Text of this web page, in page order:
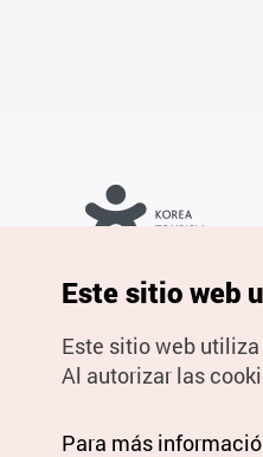
derechos reservados.
Para informes de errores y
spanish@knto.or.kr
Este sitio web
Este sitio web
Al autorizar las
Para más